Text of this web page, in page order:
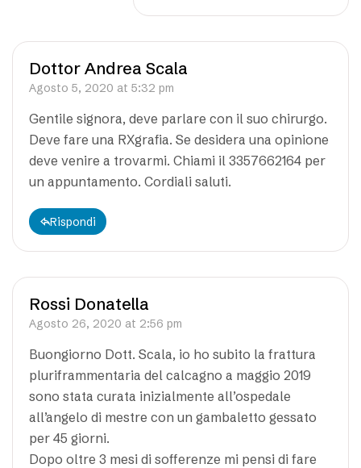
Dottor Andrea Scala
Agosto 5, 2020 at 5:32 pm
Gentile signora, deve parlare con il suo chirurgo.
Deve fare una RXgrafia. Se desidera una opinione
deve venire a trovarmi. Chiami il 3357662164 per
un appuntamento. Cordiali saluti.
Rispondi
Rossi Donatella
Agosto 26, 2020 at 2:56 pm
Buongiorno Dott. Scala, io ho subito la frattura
pluriframmentaria del calcagno a maggio 2019
sono stata curata inizialmente all’ospedale
all’angelo di mestre con un gambaletto gessato
per 45 giorni.
Dopo oltre 3 mesi di sofferenze mi pensi di fare